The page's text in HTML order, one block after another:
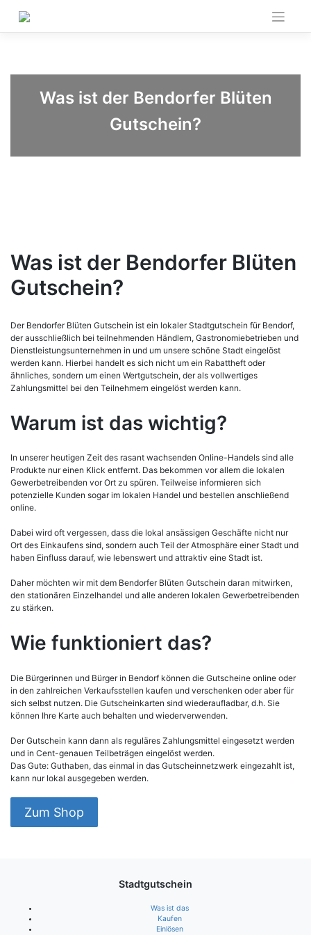
content
Was ist der Bendorfer Blüten
Gutschein?
Was ist der Bendorfer Blüten
Gutschein?
Der Bendorfer Blüten Gutschein ist ein lokaler Stadtgutschein für Bendorf,
der ausschließlich bei teilnehmenden Händlern, Gastronomiebetrieben und
Dienstleistungsunternehmen in und um unsere schöne Stadt eingelöst
werden kann. Hierbei handelt es sich nicht um ein Rabattheft oder
ähnliches, sondern um einen Wertgutschein, der als vollwertiges
Zahlungsmittel bei den Teilnehmern eingelöst werden kann.
Warum ist das wichtig?
In unserer heutigen Zeit des rasant wachsenden Online-Handels sind alle
Produkte nur einen Klick entfernt. Das bekommen vor allem die lokalen
Gewerbetreibenden vor Ort zu spüren. Teilweise informieren sich
potenzielle Kunden sogar im lokalen Handel und bestellen anschließend
online.
Dabei wird oft vergessen, dass die lokal ansässigen Geschäfte nicht nur
Ort des Einkaufens sind, sondern auch Teil der Atmosphäre einer Stadt und
haben Einfluss darauf, wie lebenswert und attraktiv eine Stadt ist.
Daher möchten wir mit dem Bendorfer Blüten Gutschein daran mitwirken,
den stationären Einzelhandel und alle anderen lokalen Gewerbetreibenden
zu stärken.
Wie funktioniert das?
Die Bürgerinnen und Bürger in Bendorf können die Gutscheine online oder
in den zahlreichen Verkaufsstellen kaufen und verschenken oder aber für
sich selbst nutzen. Die Gutscheinkarten sind wiederaufladbar, d.h. Sie
können Ihre Karte auch behalten und wiederverwenden.
Der Gutschein kann dann als reguläres Zahlungsmittel eingesetzt werden
und in Cent-genauen Teilbeträgen eingelöst werden.
Das Gute: Guthaben, das einmal in das Gutscheinnetzwerk eingezahlt ist,
kann nur lokal ausgegeben werden.
Zum Shop
Stadtgutschein
Was ist das
Kaufen
Einlösen